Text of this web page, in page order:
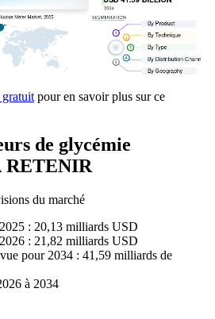
pour en savoir plus sur ce
de glycémie
RETENIR
du marché
: 20,13 milliards USD
: 21,82 milliards USD
pour 2034 : 41,59 milliards de
à 2034